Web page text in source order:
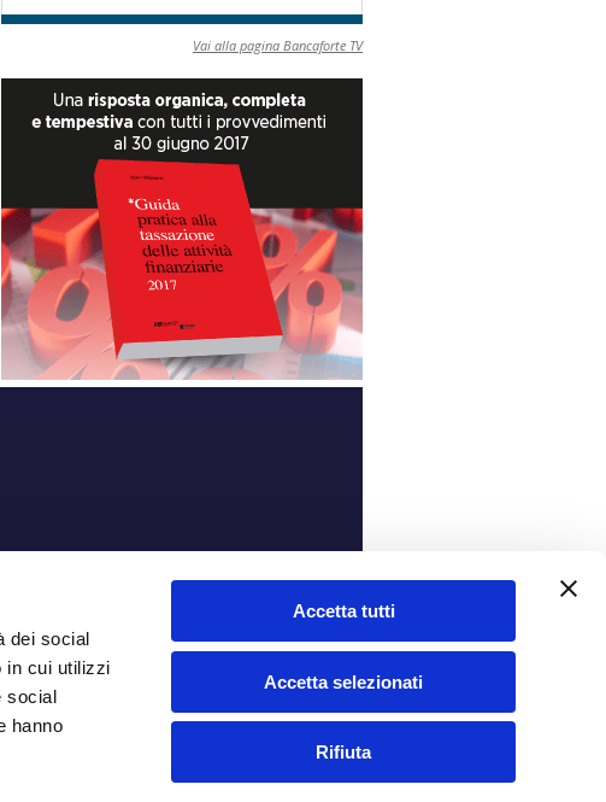
dei social
in cui utilizzi
social
hanno
Accetta tutti
Accetta selezionati
Rifiuta
Vai alla pagina Bancaforte TV